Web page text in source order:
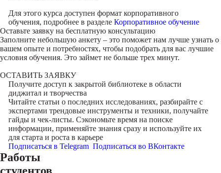
Для этого курса доступен формат корпоративного
обучения, подробнее в разделе Корпоративное обучение
Оставьте заявку на бесплатную консультацию
Заполните небольшую анкету – это поможет нам лучше узнать о
вашем опыте и потребностях, чтобы подобрать для вас лучшие
условия обучения. Это займет не больше трех минут.
ОСТАВИТЬ ЗАЯВКУ
Получите доступ к закрытой библиотекев области
диджитал и творчества
Читайте статьи о последних исследованиях, разбирайте с
экспертами трендовые инструменты и техники, получайте
гайды и чек-листы. Сэкономьте время на поиске
информации, применяйте знания сразу и используйте их
для старта и роста в карьере
Подписаться в Telegram Подписаться во ВКонтакте
Работы